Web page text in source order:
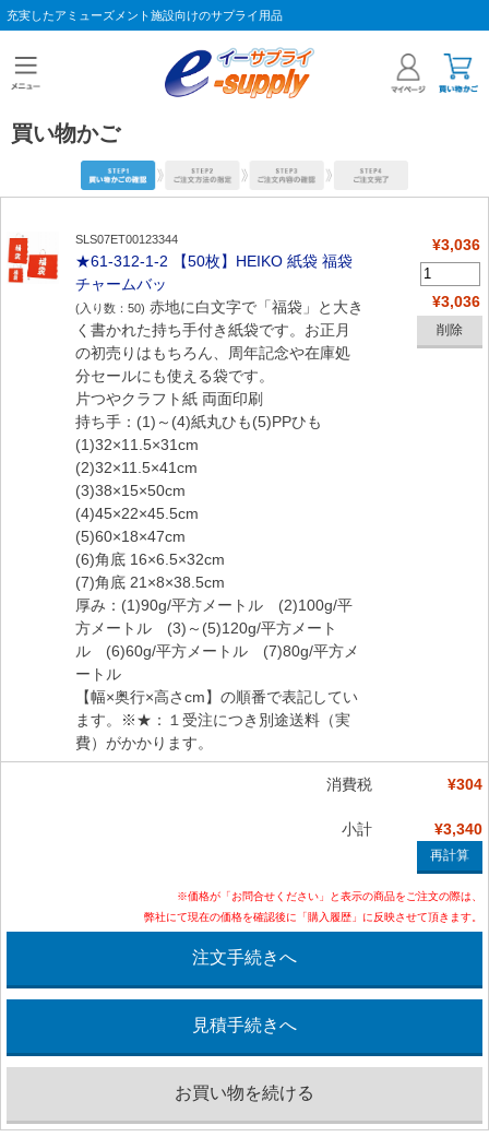
充実したアミューズメント施設向けのサプライ用品
買い物かご
SLS07ET00123344
★61-312-1-2 【50枚】HEIKO 紙袋 福袋
チャームバッ
(入り数：50) 赤地に白文字で「福袋」と大き
く書かれた持ち手付き紙袋です。お正月
の初売りはもちろん、周年記念や在庫処
分セールにも使える袋です。
片つやクラフト紙 両面印刷
持ち手：(1)～(4)紙丸ひも(5)PPひも
(1)32×11.5×31cm
(2)32×11.5×41cm
(3)38×15×50cm
(4)45×22×45.5cm
(5)60×18×47cm
(6)角底 16×6.5×32cm
(7)角底 21×8×38.5cm
厚み：(1)90g/平方メートル (2)100g/平
方メートル (3)～(5)120g/平方メート
ル (6)60g/平方メートル (7)80g/平方メ
ートル
【幅×奥行×高さcm】の順番で表記してい
ます。※★：１受注につき別途送料（実
費）がかかります。
¥3,036
¥3,036
消費税 ¥304
小計 ¥3,340
※価格が「お問合せください」と表示の商品をご注文の際は、
弊社にて現在の価格を確認後に「購入履歴」に反映させて頂きます。